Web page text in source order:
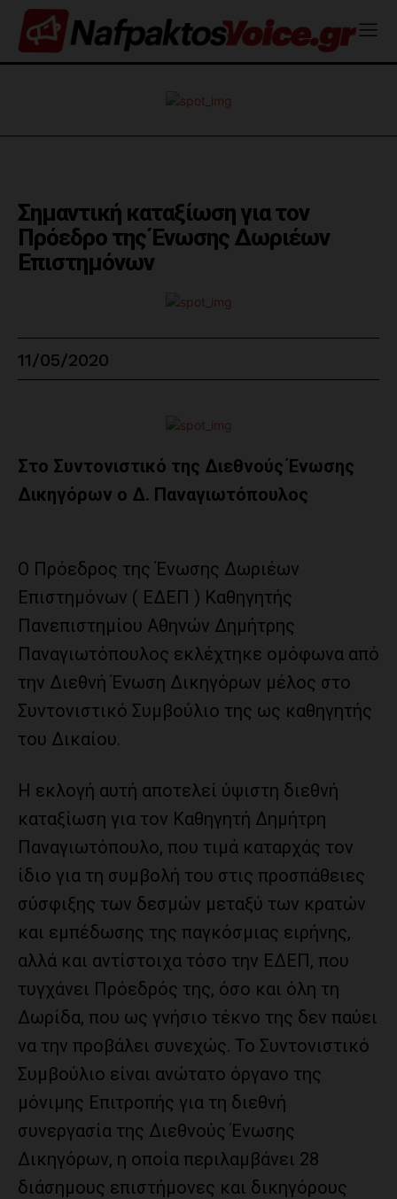
Σημαντική καταξίωση για τον
Πρόεδρο της Ένωσης Δωριέων
Επιστημόνων
11/05/2020
Στο Συντονιστικό της Διεθνούς Ένωσης
Δικηγόρων ο Δ. Παναγιωτόπουλος
Ο Πρόεδρος της Ένωσης Δωριέων
Επιστημόνων ( ΕΔΕΠ ) Καθηγητής
Πανεπιστημίου Αθηνών Δημήτρης
Παναγιωτόπουλος εκλέχτηκε ομόφωνα από
την Διεθνή Ένωση Δικηγόρων μέλος στο
Συντονιστικό Συμβούλιο της ως καθηγητής
του Δικαίου.
Η εκλογή αυτή αποτελεί ύψιστη διεθνή
καταξίωση για τον Καθηγητή Δημήτρη
Παναγιωτόπουλο, που τιμά καταρχάς τον
ίδιο για τη συμβολή του στις προσπάθειες
σύσφιξης των δεσμών μεταξύ των κρατών
και εμπέδωσης της παγκόσμιας ειρήνης,
αλλά και αντίστοιχα τόσο την ΕΔΕΠ, που
τυγχάνει Πρόεδρός της, όσο και όλη τη
Δωρίδα, που ως γνήσιο τέκνο της δεν παύει
να την προβάλει συνεχώς. Το Συντονιστικό
Συμβούλιο είναι ανώτατο όργανο της
μόνιμης Επιτροπής για τη διεθνή
συνεργασία της Διεθνούς Ένωσης
Δικηγόρων, η οποία περιλαμβάνει 28
διάσημους επιστήμονες και δικηγόρους